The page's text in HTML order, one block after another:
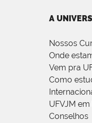
A
Nossos
Onde
Vem pra
Como
UFVJM
Conselhos